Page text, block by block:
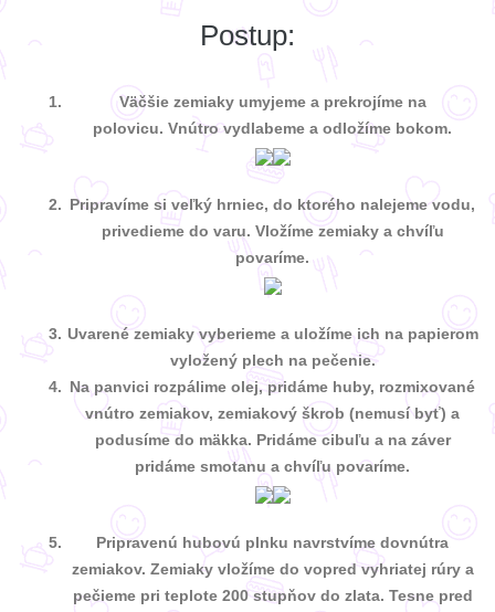
Postup:
Väčšie zemiaky umyjeme a prekrojíme na
polovicu. Vnútro vydlabeme a odložíme bokom.
Pripravíme si veľký hrniec, do ktorého nalejeme vodu,
privedieme do varu. Vložíme zemiaky a chvíľu
povaríme.
Uvarené zemiaky vyberieme a uložíme ich na papierom
vyložený plech na pečenie.
Na panvici rozpálime olej, pridáme huby, rozmixované
vnútro zemiakov, zemiakový škrob (nemusí byť) a
podusíme do mäkka. Pridáme cibuľu a na záver
pridáme smotanu a chvíľu povaríme.
Pripravenú hubovú plnku navrstvíme dovnútra
zemiakov. Zemiaky vložíme do vopred vyhriatej rúry a
pečieme pri teplote 200 stupňov do zlata. Tesne pred